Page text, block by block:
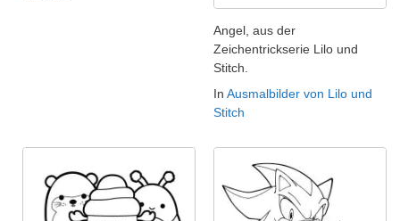
Angel, aus der
Zeichentrickserie Lilo und
Stitch.
In Ausmalbilder von Lilo und
Stitch